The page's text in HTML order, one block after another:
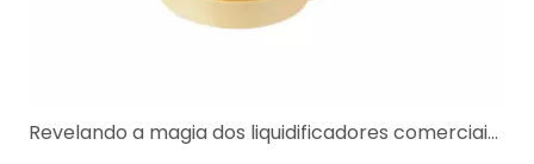
Revelando a magia dos liquidificadores comerciais, mini liquidificadores e liquidificadores manuais